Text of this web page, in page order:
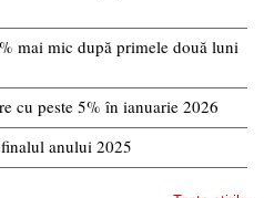
mai mic după primele două luni
cu peste 5% în ianuarie 2026
anului 2025